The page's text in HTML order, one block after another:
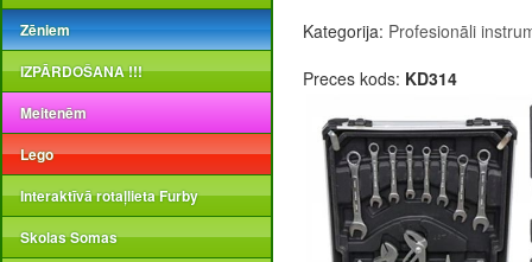
Zēniem
IZPĀRDOŠANA !!!
Meitenēm
Lego
Interaktīvā rotaļlieta Furby
Skolas Somas
Kategorija: Profesionāli
Preces kods: KD314